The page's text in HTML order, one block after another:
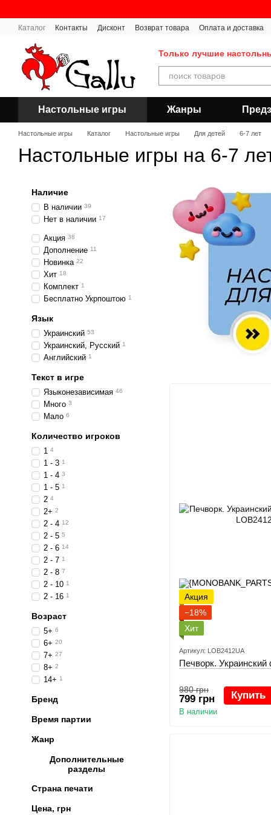
Каталог Контакты Дисконт Возврат товара Оплата и доставка
Только лучшие
Настольные игры Жанры
Настольные игры Каталог Настольные игры Для детей 6-7 лет
Настольные игры на 6-7
Акция
−18%
Хит
Артикул: LOB2412UA
Печворк.
980 грн
799 грн Купить
В наличии
Наличие
В наличии 39
Нет в наличии 17
Акция 38
Дополнение 11
Новинка 22
Хит 18
Комплект 1
Бесплатно Укрпоштою 1
Язык
Украинский 53
Украинский, Русский 1
Английский 1
Текст в игре
Языконезависимая 46
Много 3
Мало 6
Количество игроков
1 4
1 - 3 1
1 - 4 3
1 - 5 1
2 4
2+ 2
2 - 4 12
2 - 5 5
2 - 6 14
2 - 7 1
2 - 8 7
2 - 10 1
2 - 16 1
Возраст
5+ 6
6+ 20
7+ 27
8+ 2
14+ 1
Бренд
Время партии
Жанр
Дополнительные
разделы
Страна печати
Цена, грн